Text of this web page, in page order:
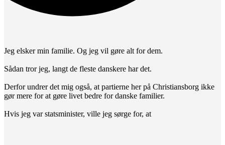
Jeg elsker min familie. Og jeg vil gøre alt for dem.
Sådan tror jeg, langt de fleste danskere har det.
Derfor undrer det mig også, at partierne her på Christiansborg ikke
gør mere for at gøre livet bedre for danske familier.
Hvis jeg var statsminister, ville jeg sørge for, at